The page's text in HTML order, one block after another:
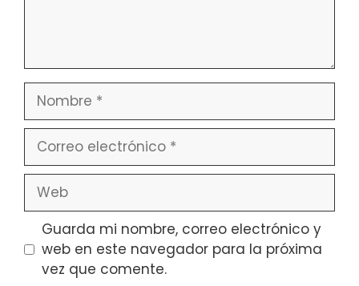
Nombre
Correo
electrónico
Web
Guarda mi nombre, correo electrónico y
web en este navegador para la próxima
vez que comente.